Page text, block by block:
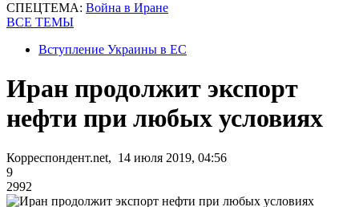
СПЕЦТЕМА: Война в Иране
ВСЕ ТЕМЫ
Вступление Украины в ЕС
Иран продолжит экспорт
нефти при любых условиях
Корреспондент.net, 14 июля 2019, 04:56
9
2992